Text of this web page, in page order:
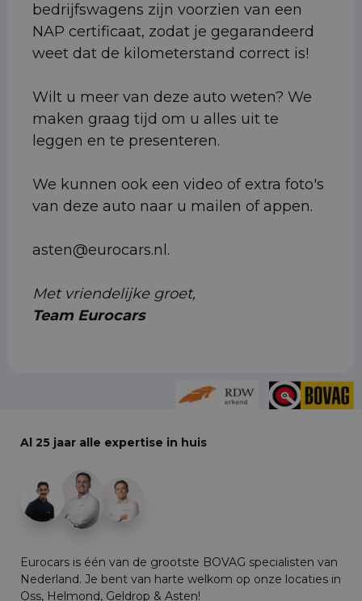
bedrijfswagens zijn voorzien van een
NAP certificaat, zodat je gegarandeerd
weet dat de kilometerstand correct is!
Wilt u meer van deze auto weten? We
maken graag tijd om u alles uit te
leggen en te presenteren.
We kunnen ook een video of extra foto's
van deze auto naar u mailen of appen.
asten@eurocars.nl.
Met vriendelijke groet,
Team Eurocars
Al 25 jaar alle expertise in huis
Eurocars is één van de grootste BOVAG specialisten van
Nederland. Je bent van harte welkom op onze locaties in
Oss, Helmond, Geldrop & Asten!